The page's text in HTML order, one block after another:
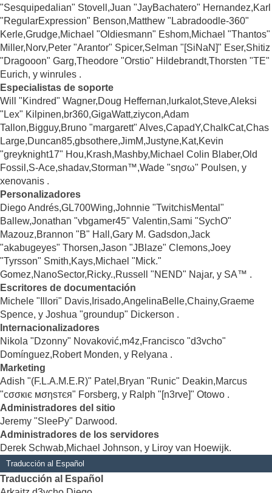
"Sesquipedalian" Stovell,Juan "JayBachatero" Hernandez,Karl
"RegularExpression" Benson,Matthew "Labradoodle-360"
Kerle,Grudge,Michael "Oldiesmann" Eshom,Michael "Thantos"
Miller,Norv,Peter "Arantor" Spicer,Selman "[SiNaN]" Eser,Shitiz
"Dragooon" Garg,Theodore "Orstio" Hildebrandt,Thorsten "TE"
Eurich, y winrules .
Especialistas de soporte
Will "Kindred" Wagner,Doug Heffernan,lurkalot,Steve,Aleksi
"Lex" Kilpinen,br360,GigaWatt,ziycon,Adam
Tallon,Bigguy,Bruno "margarett" Alves,CapadY,ChalkCat,Chas
Large,Duncan85,gbsothere,JimM,Justyne,Kat,Kevin
"greyknight17" Hou,Krash,Mashby,Michael Colin Blaber,Old
Fossil,S-Ace,shadav,Storman™,Wade "sησω" Poulsen, y
xenovanis .
Personalizadores
Diego Andrés,GL700Wing,Johnnie "TwitchisMental"
Ballew,Jonathan "vbgamer45" Valentin,Sami "SychO"
Mazouz,Brannon "B" Hall,Gary M. Gadsdon,Jack
"akabugeyes" Thorsen,Jason "JBlaze" Clemons,Joey
"Tyrsson" Smith,Kays,Michael "Mick."
Gomez,NanoSector,Ricky.,Russell "NEND" Najar, y SA™ .
Escritores de documentación
Michele "Illori" Davis,Irisado,AngelinaBelle,Chainy,Graeme
Spence, y Joshua "groundup" Dickerson .
Internacionalizadores
Nikola "Dzonny" Novaković,m4z,Francisco "d3vcho"
Domínguez,Robert Monden, y Relyana .
Marketing
Adish "(F.L.A.M.E.R)" Patel,Bryan "Runic" Deakin,Marcus
"cσσкιє мσηѕтєя" Forsberg, y Ralph "[n3rve]" Otowo .
Administradores del sitio
Jeremy "SleePy" Darwood.
Administradores de los servidores
Derek Schwab,Michael Johnson, y Liroy van Hoewijk.
Traducción al Español
Traducción al Español